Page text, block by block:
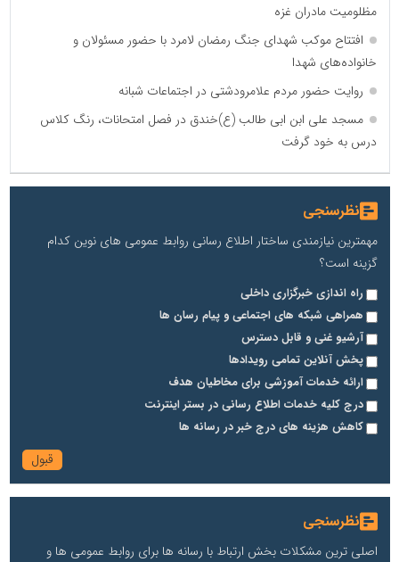
مظلومیت مادران غزه
افتتاح موکب شهدای جنگ رمضان لامرد با حضور مسئولان و
خانواده‌های شهدا
روایت حضور مردم علامرودشتی در اجتماعات شبانه
مسجد علی ابن ابی طالب (ع)خندق در فصل امتحانات، رنگ کلاس
درس به خود گرفت
نظرسنجی
مهمترین نیازمندی ساختار اطلاع رسانی روابط عمومی های نوین کدام
گزینه است؟
راه اندازی خبرگزاری داخلی
همراهی شبکه های اجتماعی و پیام رسان ها
آرشیو غنی و قابل دسترس
پخش آنلاین تمامی رویدادها
ارائه خدمات آموزشی برای مخاطیان هدف
درج کلیه خدمات اطلاع رسانی در بستر اینترنت
کاهش هزینه های درج خبر در رسانه ها
نظرسنجی
اصلی ترین مشکلات بخش ارتباط با رسانه ها برای روابط عمومی ها و